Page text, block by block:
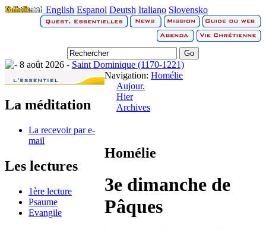
English Espanol Deutsh Italiano Slovensko
8 août 2026 - Saint Dominique (1170-1221)
La méditation
La recevoir par e-
mail
Les lectures
1ère lecture
Psaume
Evangile
Navigation: Homélie
Aujour.
Hier
Archives
Homélie
3e dimanche de
Pâques